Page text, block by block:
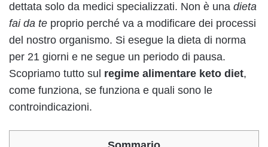
dettata solo da medici specializzati. Non è una dieta
fai da te proprio perché va a modificare dei processi
del nostro organismo. Si esegue la dieta di norma
per 21 giorni e ne segue un periodo di pausa.
Scopriamo tutto sul regime alimentare keto diet,
come funziona, se funziona e quali sono le
controindicazioni.